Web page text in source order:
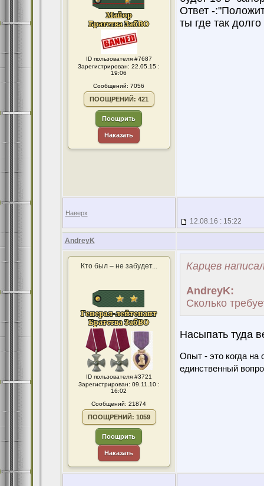
ID пользователя #7687
Зарегистрирован: 22.05.15 :
19:06
Сообщений: 7056
ПООЩРЕНИЙ: 421
Поощрить
Наказать
Ответ -
ты где так
Наверх
12.08.16 : 15:22
AndreyK
Кто был – не забудет...
ID пользователя #3721
Зарегистрирован: 09.11.10 :
16:02
Сообщений: 21874
ПООЩРЕНИЙ: 1059
Поощрить
Наказать
Карцев
AndreyK:
Сколько
Насыпать туда
Опыт - это когда на
единственный